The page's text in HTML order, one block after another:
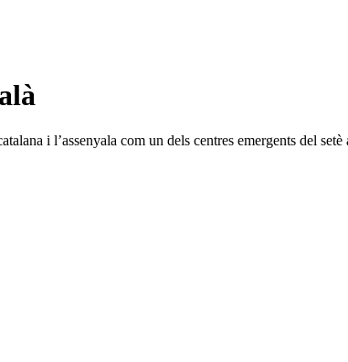
i l’assenyala com un dels centres emergents del setè